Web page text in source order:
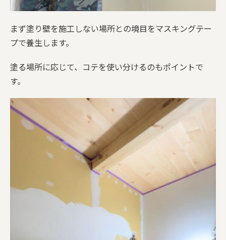
まず塗り壁を施工しない場所との境目をマスキングテー
プで養生します。
塗る場所に応じて、コテを使い分けるのもポイントで
す。